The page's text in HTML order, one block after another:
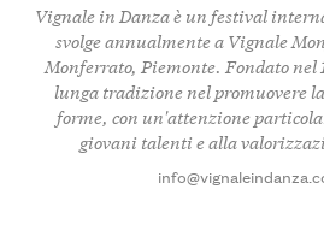
Vignale in Danzaè un festival
svolge annualmente aVignale
Monferrato, Piemonte. Fondato nel
lunga tradizione nel promuovere
forme, con un'attenzione
giovani talenti e alla